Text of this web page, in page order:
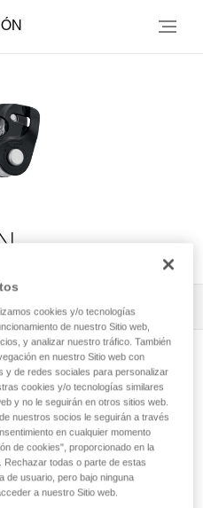
1 Filtrar
de
I’D S, PRO
cookies y/o tecnologías
de nuestro Sitio web,
y analizar nuestro tráfico. También
en nuestro Sitio web con
y de redes sociales para personalizar
cookies y/o tecnologías similares
y no le seguirán en otros sitios web.
nuestros socios le seguirán a través
en cualquier momento
de cookies", proporcionado en la
Rechazar todas o parte de estas
de usuario, pero bajo ninguna
a nuestro Sitio web.